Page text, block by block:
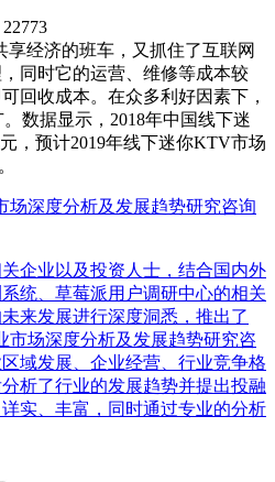
经济的班车，又抓住了互联网
同时它的运营、维修等成本较
回收成本。在众多利好因素下，
数据显示，2018年中国线下迷
，预计2019年线下迷你KTV市场
场深度分析及发展趋势研究咨询
企业以及投资人士，结合国内外
统、草莓派用户调研中心的相关
来发展进行深度洞悉，推出了
市场深度分析及发展趋势研究咨
域发展、企业经营、行业竞争格
析了行业的发展趋势并提出投融
实、丰富，同时通过专业的分析